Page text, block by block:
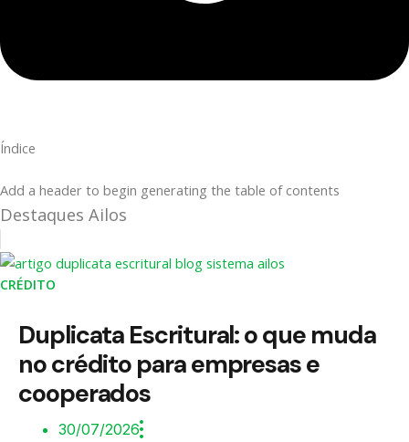
Índice
Add a header to begin generating the table of contents
Destaques Ailos
CRÉDITO
Duplicata Escritural: o que muda
no crédito para empresas e
cooperados
30/07/2026